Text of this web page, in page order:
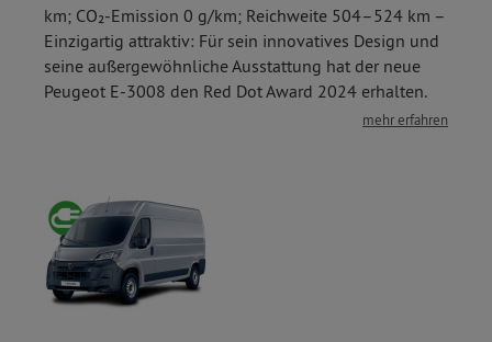
km; CO₂-Emission 0 g/km; Reichweite 504–524 km –
Einzigartig attraktiv: Für sein innovatives Design und
seine außergewöhnliche Ausstattung hat der neue
Peugeot E-3008 den Red Dot Award 2024 erhalten.
mehr erfahren